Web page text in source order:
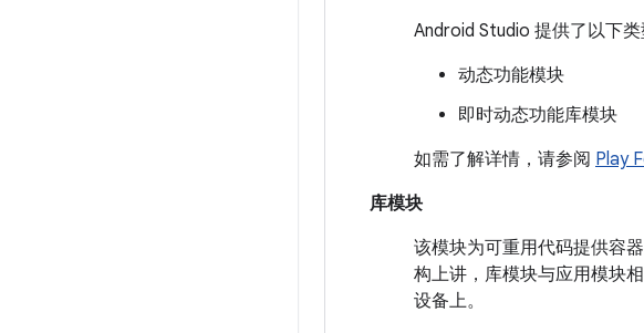
Android Studio 提供了以下类
动态功能模块
即时动态功能库模块
如需了解详情，请参阅 Play
库模块
该模块为可重用代码提供容
构上讲，库模块与应用模块
设备上。